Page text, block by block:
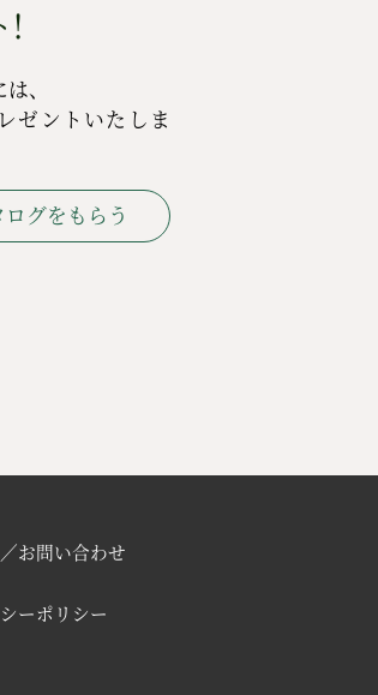
!
、
ゼントいたしま
ログをもらう
お問い合わせ
ーポリシー